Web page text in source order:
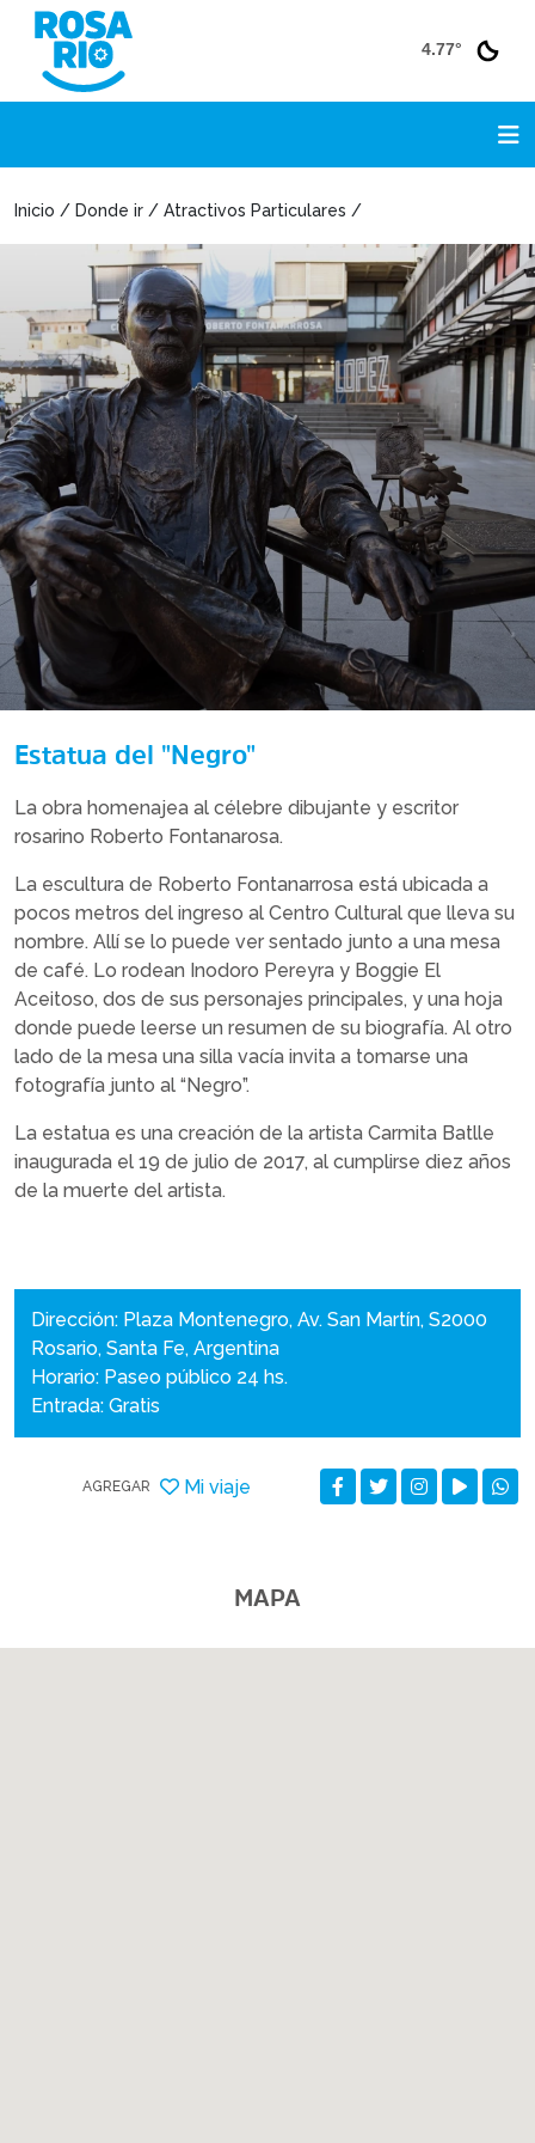
4.77°
Inicio / Donde ir / Atractivos Particulares /
Estatua del "Negro"
La obra homenajea al célebre dibujante y escritor
rosarino Roberto Fontanarosa.
La escultura de Roberto Fontanarrosa está ubicada a
pocos metros del ingreso al Centro Cultural que lleva su
nombre. Allí se lo puede ver sentado junto a una mesa
de café. Lo rodean Inodoro Pereyra y Boggie El
Aceitoso, dos de sus personajes principales, y una hoja
donde puede leerse un resumen de su biografía. Al otro
lado de la mesa una silla vacía invita a tomarse una
fotografía junto al “Negro”.
La estatua es una creación de la artista Carmita Batlle
inaugurada el 19 de julio de 2017, al cumplirse diez años
de la muerte del artista.
Dirección: Plaza Montenegro, Av. San Martín, S2000
Rosario, Santa Fe, Argentina
Horario: Paseo público 24 hs.
Entrada: Gratis
AGREGAR Mi viaje
MAPA